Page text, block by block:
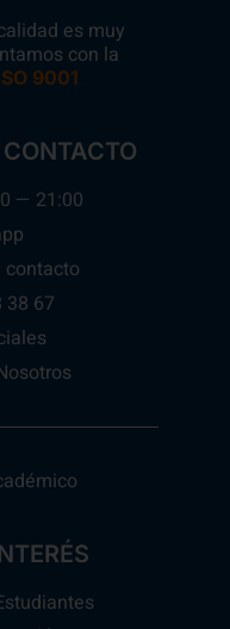
es muy
con la
9001
— 21:00
contacto
38 67